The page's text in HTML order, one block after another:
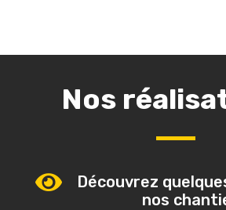
Nos

Découvrez
nos